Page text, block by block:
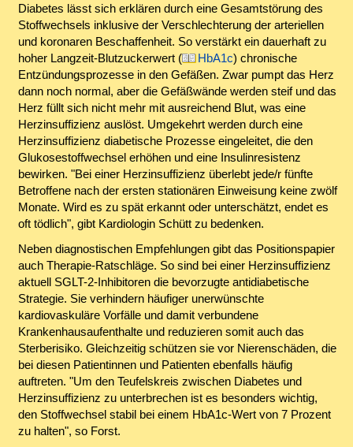
Diabetes lässt sich erklären durch eine Gesamtstörung des
Stoffwechsels inklusive der Verschlechterung der arteriellen
und koronaren Beschaffenheit. So verstärkt ein dauerhaft zu
hoher Langzeit-Blutzuckerwert (
HbA1c) chronische
Entzündungsprozesse in den Gefäßen. Zwar pumpt das Herz
dann noch normal, aber die Gefäßwände werden steif und das
Herz füllt sich nicht mehr mit ausreichend Blut, was eine
Herzinsuffizienz auslöst. Umgekehrt werden durch eine
Herzinsuffizienz diabetische Prozesse eingeleitet, die den
Glukosestoffwechsel erhöhen und eine Insulinresistenz
bewirken. "Bei einer Herzinsuffizienz überlebt jede/r fünfte
Betroffene nach der ersten stationären Einweisung keine zwölf
Monate. Wird es zu spät erkannt oder unterschätzt, endet es
oft tödlich", gibt Kardiologin Schütt zu bedenken.
Neben diagnostischen Empfehlungen gibt das Positionspapier
auch Therapie-Ratschläge. So sind bei einer Herzinsuffizienz
aktuell SGLT-2-Inhibitoren die bevorzugte antidiabetische
Strategie. Sie verhindern häufiger unerwünschte
kardiovaskuläre Vorfälle und damit verbundene
Krankenhausaufenthalte und reduzieren somit auch das
Sterberisiko. Gleichzeitig schützen sie vor Nierenschäden, die
bei diesen Patientinnen und Patienten ebenfalls häufig
auftreten. "Um den Teufelskreis zwischen Diabetes und
Herzinsuffizienz zu unterbrechen ist es besonders wichtig,
den Stoffwechsel stabil bei einem HbA1c-Wert von 7 Prozent
zu halten", so Forst.